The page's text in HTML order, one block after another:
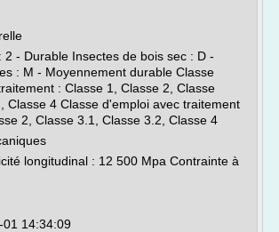
2 - Durable Insectes de bois sec : D -
: M - Moyennement durable Classe
: Classe 1, Classe 2, Classe
Classe 4 Classe d'emploi avec traitement
2, Classe 3.1, Classe 3.2, Classe 4
longitudinal : 12 500 Mpa Contrainte à
01 14:34:09